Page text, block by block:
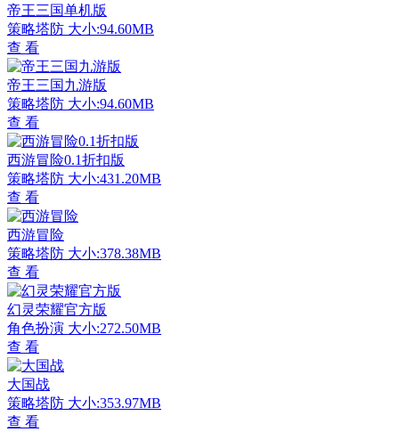
帝王三国单机版
策略塔防 大小:94.60MB
查 看
帝王三国九游版
策略塔防 大小:94.60MB
查 看
西游冒险0.1折扣版
策略塔防 大小:431.20MB
查 看
西游冒险
策略塔防 大小:378.38MB
查 看
幻灵荣耀官方版
角色扮演 大小:272.50MB
查 看
大国战
策略塔防 大小:353.97MB
查 看